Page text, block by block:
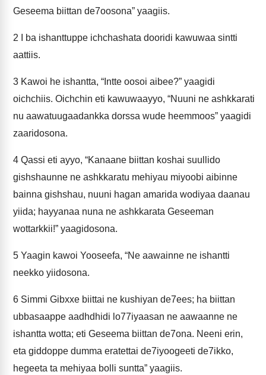
Geseema biittan de7oosona” yaagiis.
2 I ba ishanttuppe ichchashata dooridi kawuwaa sintti
aattiis.
3 Kawoi he ishantta, “Intte oosoi aibee?” yaagidi
oichchiis. Oichchin eti kawuwaayyo, “Nuuni ne ashkkarati
nu aawatuugaadankka dorssa wude heemmoos” yaagidi
zaaridosona.
4 Qassi eti ayyo, “Kanaane biittan koshai suullido
gishshaunne ne ashkkaratu mehiyau miyoobi aibinne
bainna gishshau, nuuni hagan amarida wodiyaa daanau
yiida; hayyanaa nuna ne ashkkarata Geseeman
wottarkkii!” yaagidosona.
5 Yaagin kawoi Yooseefa, “Ne aawainne ne ishantti
neekko yiidosona.
6 Simmi Gibxxe biittai ne kushiyan de7ees; ha biittan
ubbasaappe aadhdhidi lo77iyaasan ne aawaanne ne
ishantta wotta; eti Geseema biittan de7ona. Neeni erin,
eta giddoppe dumma eratettai de7iyoogeeti de7ikko,
hegeeta ta mehiyaa bolli suntta” yaagiis.